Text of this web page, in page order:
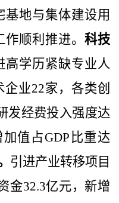
地与集体建设用
顺利推进。 科技
高学历紧缺专业人
企业22家，各类创
发经费投入强度达
值占GDP 比重达
引进产业转移项目
金32.3亿元， 新增